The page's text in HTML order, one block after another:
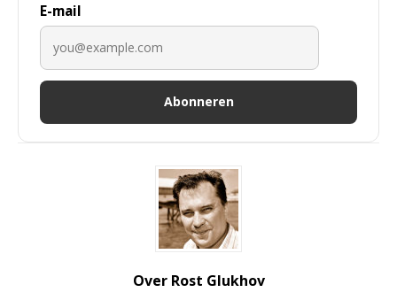
E-mail
Abonneren
Over Rost Glukhov